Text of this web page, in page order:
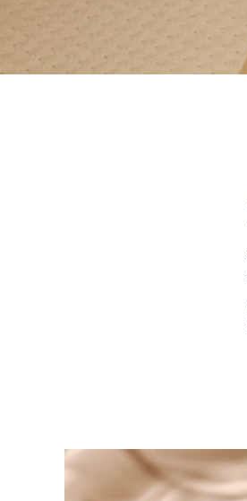
FAQ™ Dual LED Panel
熱門產品
LUNA™ 4 套裝
Anti-aging massage
BEAR™ 2 套裝
Microcurrent toning